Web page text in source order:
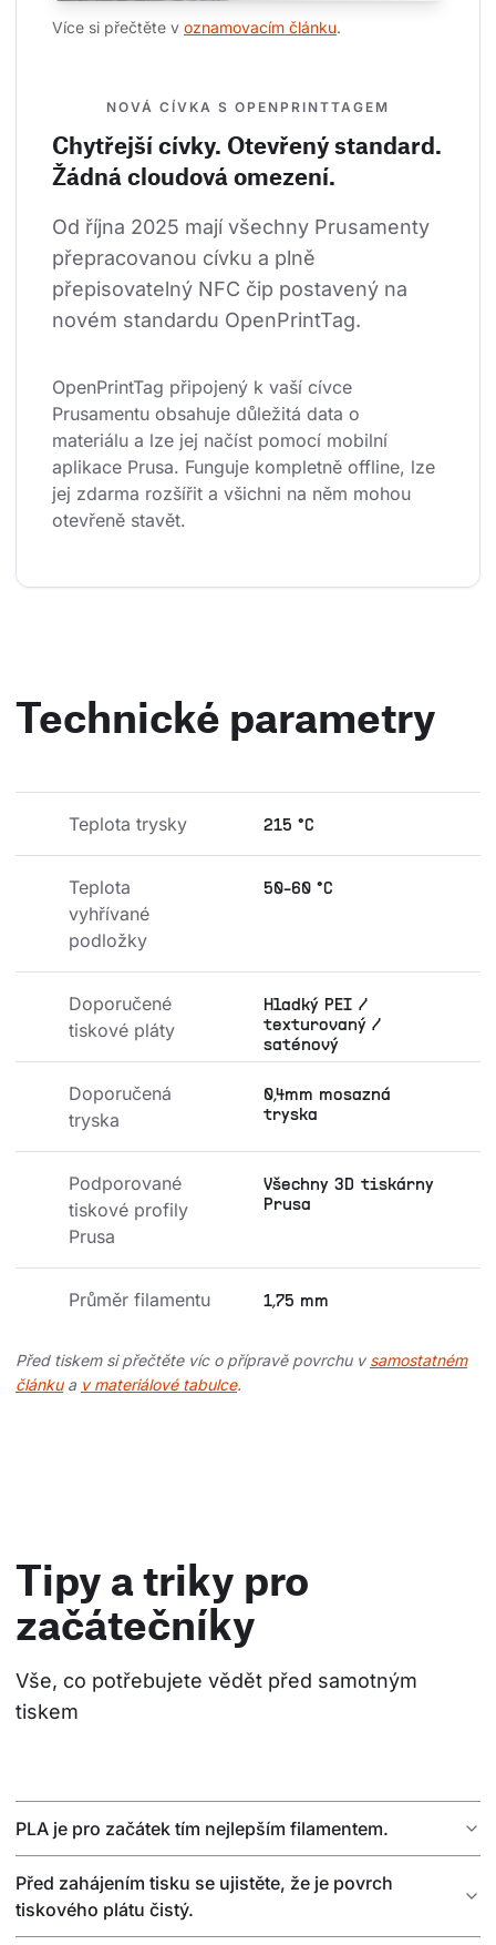
Více si přečtěte v oznamovacím článku.
NOVÁ CÍVKA S OPENPRINTTAGEM
Chytřejší cívky. Otevřený standard.
Žádná cloudová omezení.
Od října 2025 mají všechny Prusamenty
přepracovanou cívku a plně
přepisovatelný NFC čip postavený na
novém standardu OpenPrintTag.
OpenPrintTag připojený k vaší cívce
Prusamentu obsahuje důležitá data o
materiálu a lze jej načíst pomocí mobilní
aplikace Prusa. Funguje kompletně offline, lze
jej zdarma rozšířit a všichni na něm mohou
otevřeně stavět.
Technické parametry
Teplota trysky 215 °C
Teplota
vyhřívané
podložky
50-60 °C
Doporučené
tiskové pláty
Hladký PEI /
texturovaný /
saténový
Doporučená
tryska
0,4mm mosazná
tryska
Podporované
tiskové profily
Prusa
Všechny 3D tiskárny
Prusa
Průměr filamentu 1,75 mm
Před tiskem si přečtěte víc o přípravě povrchu v samostatném
článkua v materiálové tabulce.
Tipy a triky pro
začátečníky
Vše, co potřebujete vědět před samotným
tiskem
PLA je pro začátek tím nejlepším filamentem.
Před zahájením tisku se ujistěte, že je povrch
tiskového plátu čistý.